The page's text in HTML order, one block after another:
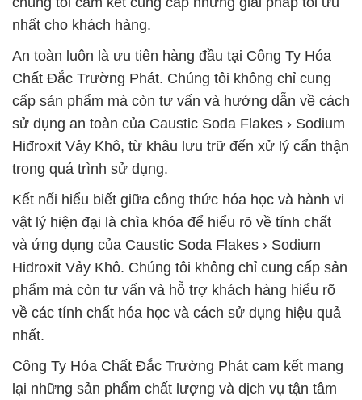
nhất cho khách hàng.
An toàn luôn là ưu tiên hàng đầu tại Công Ty Hóa
Chất Đắc Trường Phát. Chúng tôi không chỉ cung
cấp sản phẩm mà còn tư vấn và hướng dẫn về cách
sử dụng an toàn của Caustic Soda Flakes › Sodium
Hiđroxit Vảy Khô, từ khâu lưu trữ đến xử lý cẩn thận
trong quá trình sử dụng.
Kết nối hiểu biết giữa công thức hóa học và hành vi
vật lý hiện đại là chìa khóa để hiểu rõ về tính chất
và ứng dụng của Caustic Soda Flakes › Sodium
Hiđroxit Vảy Khô. Chúng tôi không chỉ cung cấp sản
phẩm mà còn tư vấn và hỗ trợ khách hàng hiểu rõ
về các tính chất hóa học và cách sử dụng hiệu quả
nhất.
Công Ty Hóa Chất Đắc Trường Phát cam kết mang
lại những sản phẩm chất lượng và dịch vụ tận tâm